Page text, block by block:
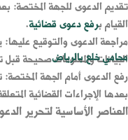
محامي خلع بالرياض
تقديم الدعوى للجهة المختصة:
القيام برفع دعوى قضائية.
مراجعة الدعوى والتوقيع
البيانات والمعلومات صحيحة
رفع الدعوى أمام الجهة المختصة:
بعدها الإجراءات القضائية
العناصر الأساسية لتحرير